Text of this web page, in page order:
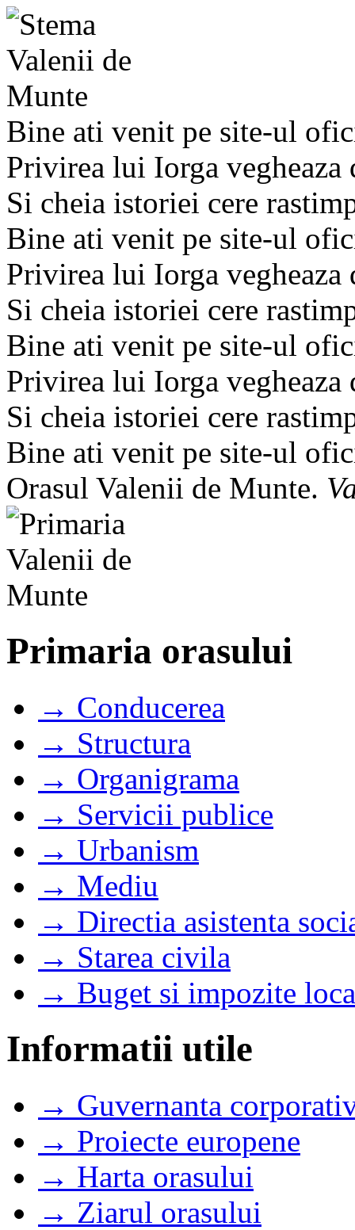
Bine ati venit pe site-ul
Privirea lui Iorga
Si cheia istoriei cere
Bine ati venit pe site-ul
Privirea lui Iorga
Si cheia istoriei cere
Bine ati venit pe site-ul
Privirea lui Iorga
Si cheia istoriei cere
Bine ati venit pe site-ul
Orasul Valenii de Munte.
Primaria orasului
→ Conducerea
→ Structura
→ Organigrama
→ Servicii publice
→ Urbanism
→ Mediu
→ Directia asistenta
→ Starea civila
→ Buget si impozite
Informatii utile
→ Guvernanta
→ Proiecte europene
→ Harta orasului
→ Ziarul orasului